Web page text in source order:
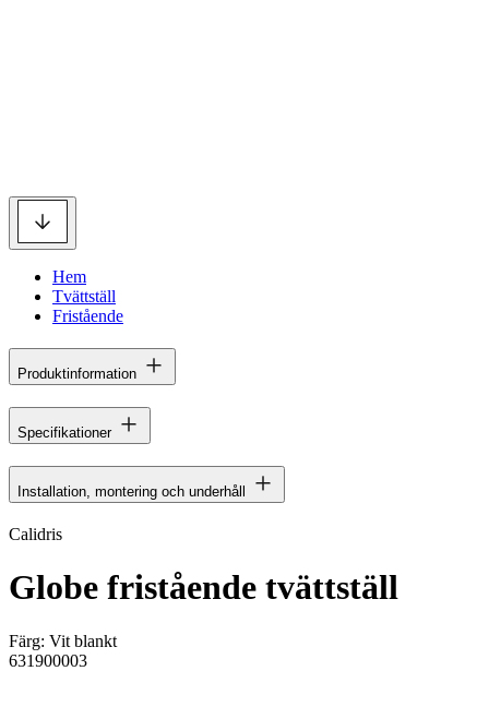
Hem
Tvättställ
Fristående
Produktinformation
Specifikationer
Installation, montering och underhåll
Calidris
Globe fristående tvättställ
Färg: Vit blankt
631900003